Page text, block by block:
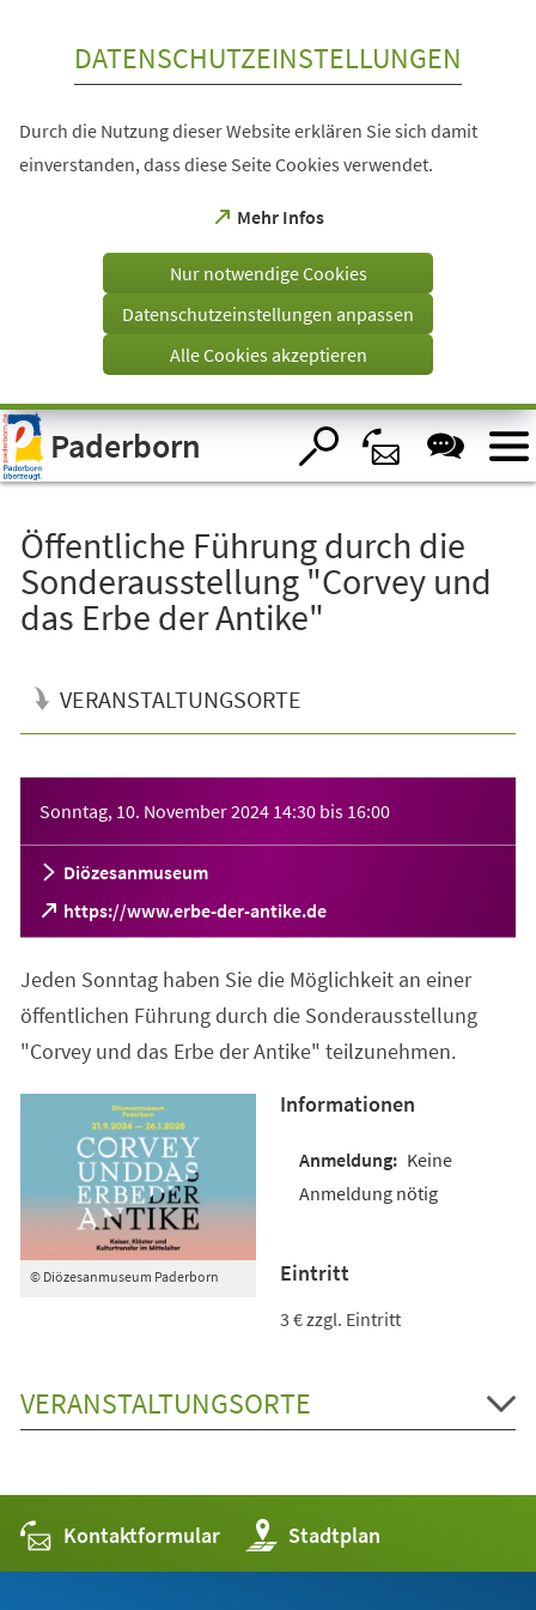
Visuelle
Assistenzsoftware
öffnen.
DATENSCHUTZEINSTELLUNGEN
Durch die Nutzung dieser Website erklären Sie sich damit
einverstanden, dass diese Seite Cookies verwendet.
Mehr Infos
(Öffnet
einem
Tab)
Nur notwendige Cookies
Datenschutzeinstellungen anpassen
Alle Cookies akzeptieren
Paderborn
Öffentliche Führung durch die
Sonderausstellung "Corvey und
das Erbe der Antike"
VERANSTALTUNGSORTE
Sonntag, 10. November 2024 14:30 bis 16:00
Diözesanmuseum
https://www.erbe-der-antike.de
(Öffnet
in
neuen
Tab)
Jeden Sonntag haben Sie die Möglichkeit an einer
öffentlichen Führung durch die Sonderausstellung
"Corvey und das Erbe der Antike" teilzunehmen.
© Diözesanmuseum Paderborn
Informationen
Keine
Anmeldung nötig
Eintritt
3 € zzgl. Eintritt
VERANSTALTUNGSORTE
Kontaktformular Stadtplan
(Öffnet
in
einem